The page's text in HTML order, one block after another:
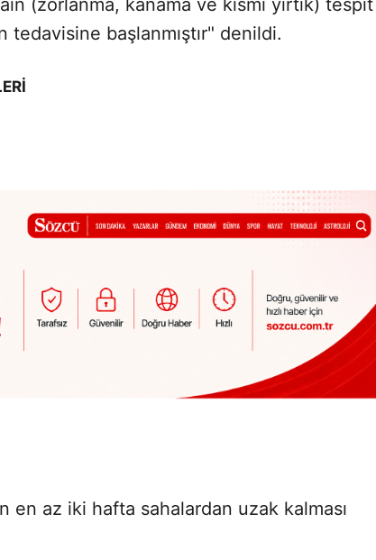
(zorlanma, kanama ve kısmi yırtık) tespit
başlanmıştır" denildi.
en az iki hafta sahalardan uzak kalması